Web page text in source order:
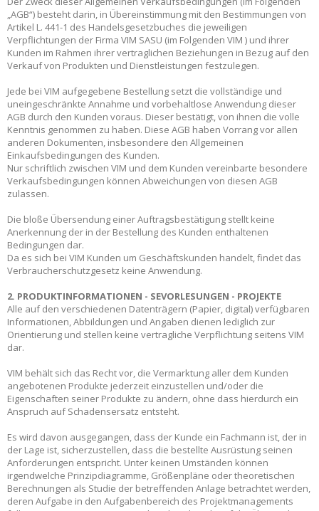
„AGB“) besteht darin, in Übereinstimmung mit den Bestimmungen von
Artikel L. 441-1 des Handelsgesetzbuches die jeweiligen
Verpflichtungen der Firma VIM SASU (im Folgenden VIM ) und ihrer
Kunden im Rahmen ihrer vertraglichen Beziehungen in Bezug auf den
Verkauf von Produkten und Dienstleistungen festzulegen.
Jede bei VIM aufgegebene Bestellung setzt die vollständige und
uneingeschränkte Annahme und vorbehaltlose Anwendung dieser
AGB durch den Kunden voraus. Dieser bestätigt, von ihnen die volle
Kenntnis genommen zu haben. Diese AGB haben Vorrang vor allen
anderen Dokumenten, insbesondere den Allgemeinen
Einkaufsbedingungen des Kunden.
Nur schriftlich zwischen VIM und dem Kunden vereinbarte besondere
Verkaufsbedingungen können Abweichungen von diesen AGB
zulassen.
Die bloße Übersendung einer Auftragsbestätigung stellt keine
Anerkennung der in der Bestellung des Kunden enthaltenen
Bedingungen dar.
Da es sich bei VIM Kunden um Geschäftskunden handelt, findet das
Verbraucherschutzgesetz keine Anwendung.
2. PRODUKTINFORMATIONEN - SEVORLESUNGEN - PROJEKTE
Alle auf den verschiedenen Datenträgern (Papier, digital) verfügbaren
Informationen, Abbildungen und Angaben dienen lediglich zur
Orientierung und stellen keine vertragliche Verpflichtung seitens VIM
dar.
VIM behält sich das Recht vor, die Vermarktung aller dem Kunden
angebotenen Produkte jederzeit einzustellen und/oder die
Eigenschaften seiner Produkte zu ändern, ohne dass hierdurch ein
Anspruch auf Schadensersatz entsteht.
Es wird davon ausgegangen, dass der Kunde ein Fachmann ist, der in
der Lage ist, sicherzustellen, dass die bestellte Ausrüstung seinen
Anforderungen entspricht. Unter keinen Umständen können
irgendwelche Prinzipdiagramme, Größenpläne oder theoretischen
Berechnungen als Studie der betreffenden Anlage betrachtet werden,
deren Aufgabe in den Aufgabenbereich des Projektmanagements